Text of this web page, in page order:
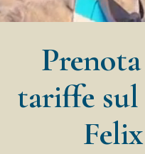
tariffe